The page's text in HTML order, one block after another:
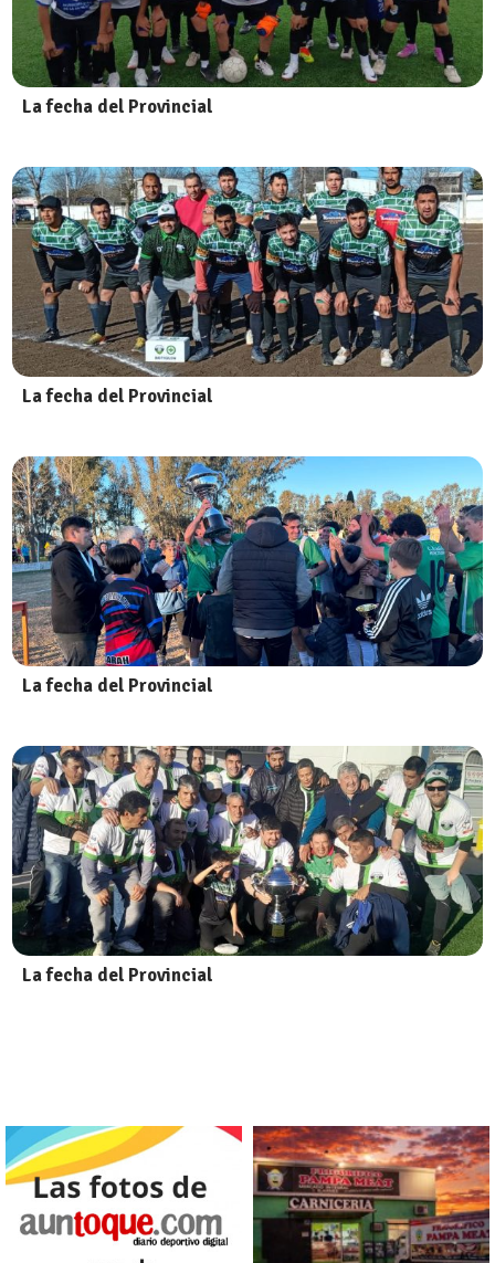
La fecha del Provincial
La fecha del Provincial
La fecha del Provincial
La fecha del Provincial